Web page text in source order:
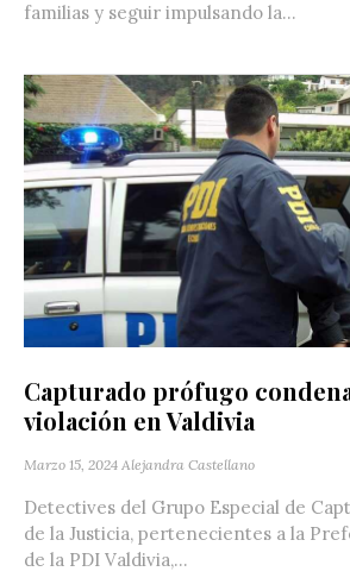
familias y seguir impulsando la...
Capturado prófugo
violación en Valdivia
Marzo 15, 2024 Alejandra Castellano
Detectives del Grupo Especial de
de la Justicia, pertenecientes a la
de la PDI Valdivia,...